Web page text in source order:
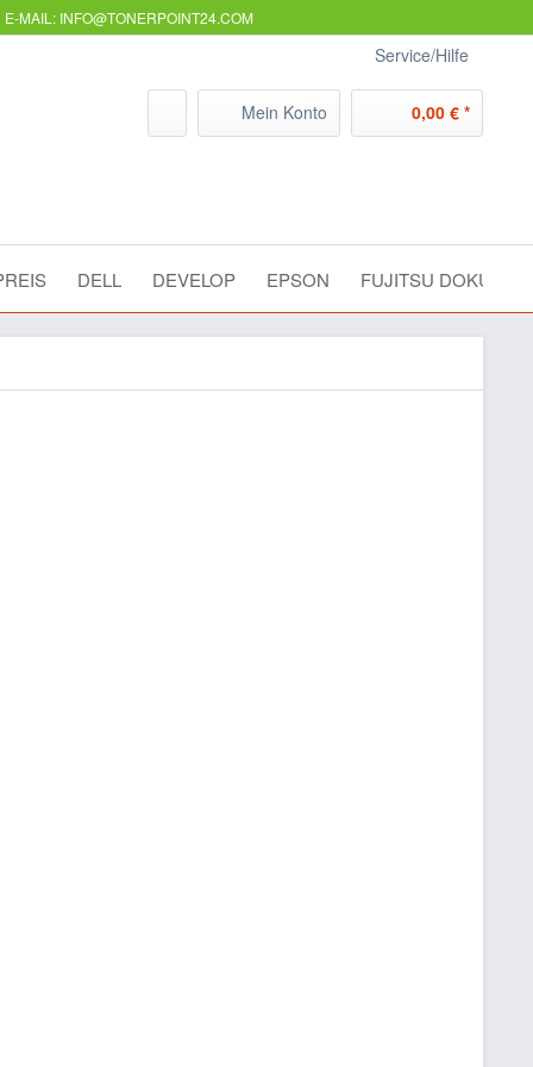
E-MAIL: INFO@TONERPOINT24.COM
Service/Hilfe
Mein Konto 0,00 € *
DELL DEVELOP EPSON FUJITSU